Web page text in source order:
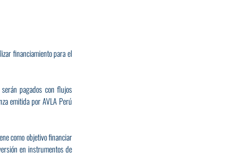
financiamiento para el
pagados con flujos
emitida por AVLA Perú
como objetivo financiar
en instrumentos de